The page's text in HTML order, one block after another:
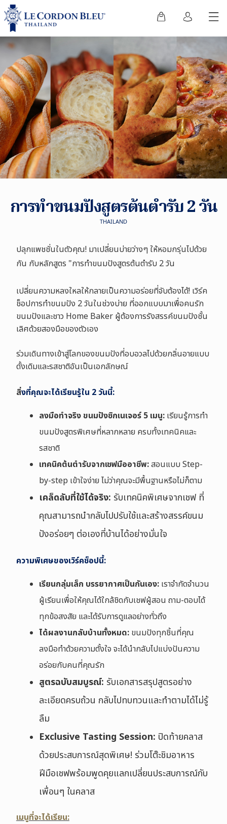
การทำขนมปังสูตรต้นตำรับ 2 วัน
THAILAND
ปลุกแพชชั่นในตัวคุณ! มาเปลี่ยนบ่ายว่างๆ ให้หอมกรุ่นไปด้วย
กัน กับหลักสูตร "การทำขนมปังสูตรต้นตำรับ 2 วัน
เปลี่ยนความหลงใหลให้กลายเป็นความอร่อยที่จับต้องได้! เวิร์ค
ช็อปการทำขนมปัง 2 วันในช่วงบ่าย ที่ออกแบบมาเพื่อคนรัก
ขนมปังและชาว Home Baker ผู้ต้องการรังสรรค์ขนมปังชั้น
เลิศด้วยสองมือของตัวเอง
ร่วมเดินทางเข้าสู่โลกของขนมปังที่อบอวลไปด้วยกลิ่นอายแบบ
ดั้งเดิมและรสชาติอันเป็นเอกลักษณ์
สิ่งที่คุณจะได้เรียนรู้ใน 2 วันนี้:
ลงมือทำจริง ขนมปังซิกเนเจอร์ 5 เมนู:เรียนรู้การทำ
ขนมปังสูตรพิเศษที่หลากหลาย ครบทั้งเทคนิคและ
รสชาติ
เทคนิคต้นตำรับจากเชฟมืออาชีพ:สอนแบบ Step-
by-step เข้าใจง่าย ไม่ว่าคุณจะมีพื้นฐานหรือไม่ก็ตาม
เคล็ดลับที่ใช้ได้จริง: รับเทคนิคพิเศษจากเชฟ ที่
คุณสามารถนำกลับไปปรับใช้และสร้างสรรค์ขนม
ปังอร่อยๆ ต่อเองที่บ้านได้อย่างมั่นใจ
ความพิเศษของเวิร์คช็อปนี้:
เรียนกลุ่มเล็ก บรรยากาศเป็นกันเอง:เราจำกัดจำนวน
ผู้เรียนเพื่อให้คุณได้ใกล้ชิดกับเชฟผู้สอน ถาม-ตอบได้
ทุกข้อสงสัย และได้รับการดูแลอย่างทั่วถึง
ได้ผลงานกลับบ้านทั้งหมด:ขนมปังทุกชิ้นที่คุณ
ลงมือทำด้วยความตั้งใจ จะได้นำกลับไปแบ่งปันความ
อร่อยกับคนที่คุณรัก
สูตรฉบับสมบูรณ์: รับเอกสารสรุปสูตรอย่าง
ละเอียดครบถ้วน กลับไปทบทวนและทำตามได้ไม่รู้
ลืม
Exclusive Tasting Session: ปิดท้ายคลาส
ด้วยประสบการณ์สุดพิเศษ! ร่วมโต๊ะชิมอาหาร
ฝีมือเชฟพร้อมพูดคุยแลกเปลี่ยนประสบการณ์กับ
เพื่อนๆ ในคลาส
เมนูที่จะได้เรียน: